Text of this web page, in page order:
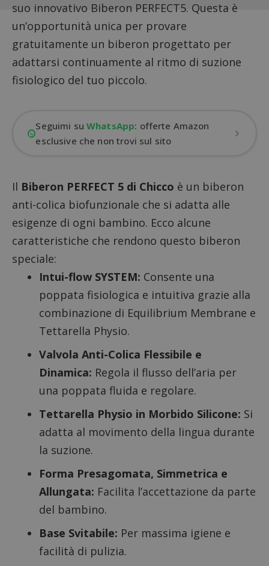
suo innovativo Biberon PERFECT5. Questa è
un’opportunità unica per provare
gratuitamente un biberon progettato per
adattarsi continuamente al ritmo di suzione
fisiologico del tuo piccolo.
Seguimi suWhatsApp: offerte Amazon
esclusive che non trovi sul sito
Il Biberon PERFECT 5 di Chicco è un biberon
anti-colica biofunzionale che si adatta alle
esigenze di ogni bambino. Ecco alcune
caratteristiche che rendono questo biberon
speciale:
Intui-flow SYSTEM: Consente una
poppata fisiologica e intuitiva grazie alla
combinazione di Equilibrium Membrane e
Tettarella Physio.
Valvola Anti-Colica Flessibile e
Dinamica: Regola il flusso dell’aria per
una poppata fluida e regolare.
Tettarella Physio in Morbido Silicone: Si
adatta al movimento della lingua durante
la suzione.
Forma Presagomata, Simmetrica e
Allungata: Facilita l’accettazione da parte
del bambino.
Base Svitabile: Per massima igiene e
facilità di pulizia.